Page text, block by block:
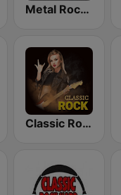
Metal Rock Radio
Classic Rock Station